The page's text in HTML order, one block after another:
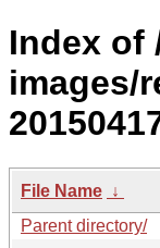
Index of
images/
File Name ↓
Parent directory/